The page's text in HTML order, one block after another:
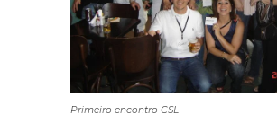
Primeiro encontro CSL